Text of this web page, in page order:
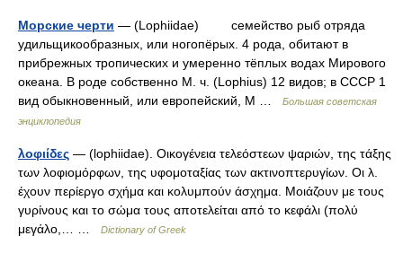
Морские черти — (Lophiidae) семейство рыб отряда
удильщикообразных, или ногопёрых. 4 рода, обитают в
прибрежных тропических и умеренно тёплых водах Мирового
океана. В роде собственно М. ч. (Lophius) 12 видов; в СССР 1
вид обыкновенный, или европейский, М …
Большая советская
энциклопедия
λοφιίδες — (lophiidae). Οικογένεια τελεόστεων ψαριών, της τάξης
των λοφιομόρφων, της υφομοταξίας των ακτινοπτερυγίων. Οι λ.
έχουν περίεργο σχήμα και κολυμπούν άσχημα. Μοιάζουν με τους
γυρίνους και το σώμα τους αποτελείται από το κεφάλι (πολύ
μεγάλο,… …
Dictionary of Greek